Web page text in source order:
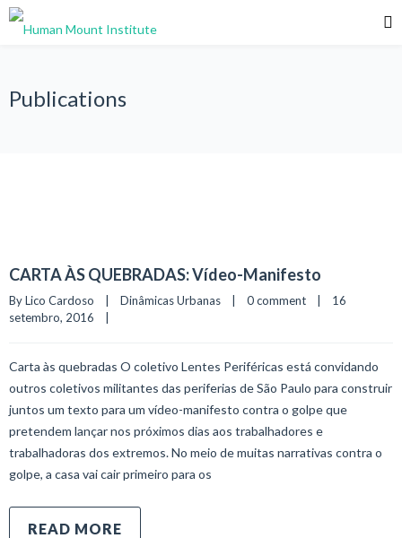
Publications
CARTA ÀS QUEBRADAS: Vídeo-Manifesto
By Lico Cardoso    | Dinâmicas Urbanas 0 comment
    |    16
setembro, 2016    |
Carta às quebradas O coletivo Lentes Periféricas está convidando
outros coletivos militantes das periferias de São Paulo para construir
juntos um texto para um vídeo-manifesto contra o golpe que
pretendem lançar nos próximos dias aos trabalhadores e
trabalhadoras dos extremos. No meio de muitas narrativas contra o
golpe, a casa vai cair primeiro para os
READ MORE